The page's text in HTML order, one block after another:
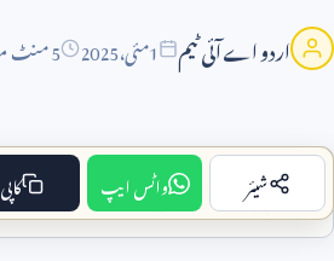
اردو اے آئی ٹیم 1مئی،2025 5 منٹ مطالعہ
فہرست مضمون
شیئر واٹس ایپ کاپی